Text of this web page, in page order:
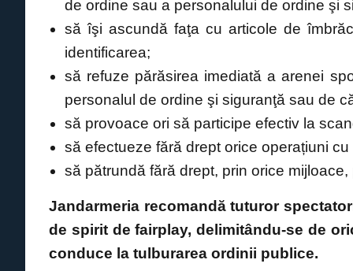
de ordine sau a personalului de ordine şi
să îşi ascundă faţa cu articole de
identificarea;
să refuze părăsirea imediată a arenei
personalul de ordine şi siguranţă sau de
să provoace ori să participe efectiv la
să efectueze fără drept orice operațiuni
să pătrundă fără drept, prin orice
Jandarmeria recomandă tuturor
de spirit de fairplay, delimitându-se de
conduce la tulburarea ordinii publice.